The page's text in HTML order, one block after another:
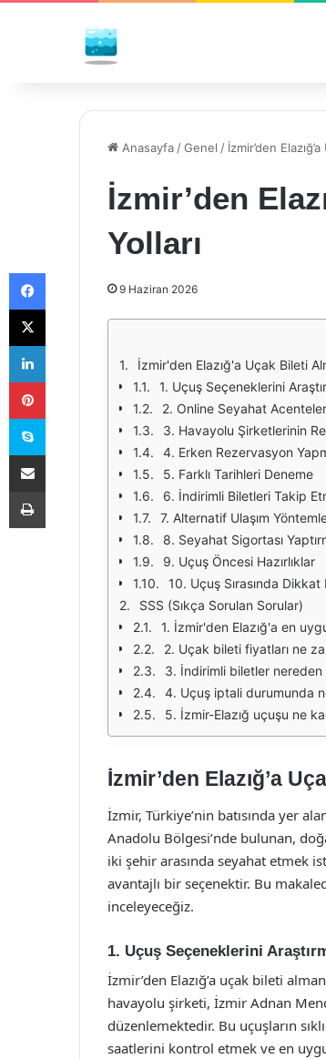
Anasayfa /Genel / İzmir’den
İzmir’den
Yolları
9 Haziran 2026
İzmir'den Elazığ'a Uçak Bileti
1. Uçuş Seçeneklerini
2. Online Seyahat
3. Havayolu Şirketlerinin
4. Erken Rezervasyon
5. Farklı Tarihleri Deneme
6. İndirimli Biletleri Takip
7. Alternatif Ulaşım
8. Seyahat Sigortası
9. Uçuş Öncesi Hazırlıklar
10. Uçuş Sırasında
SSS (Sıkça Sorulan Sorular)
1. İzmir'den Elazığ'a en
2. Uçak bileti fiyatları ne
3. İndirimli biletler nereden
4. Uçuş iptali durumunda
5. İzmir-Elazığ uçuşu ne
İzmir’den Elazığ’a
İzmir, Türkiye’nin batısında yer
Anadolu Bölgesi’nde bulunan,
iki şehir arasında seyahat etmek
avantajlı bir seçenektir. Bu
inceleyeceğiz.
1. Uçuş Seçeneklerini
İzmir’den Elazığ’a uçak bileti
havayolu şirketi, İzmir Adnan
düzenlemektedir. Bu uçuşların
saatlerini kontrol etmek ve en
Facebook
X
LinkedIn
Pinterest
Skype
E-Posta ile paylaş